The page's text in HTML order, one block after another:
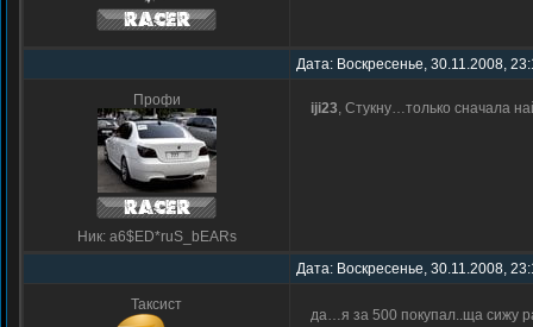
Дата: Воскресенье, 30.11.2008,
Профи
Ник: a6$ED*ruS_bEARs
iji23, Стукну…только сначала
Дата: Воскресенье, 30.11.2008,
Таксист
да…я за 500 покупал..ща сижу